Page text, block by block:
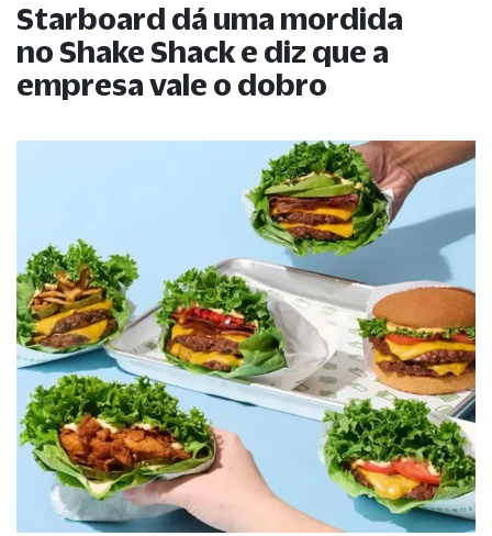
Starboard dá uma mordida
no Shake Shack e diz que a
empresa vale o dobro